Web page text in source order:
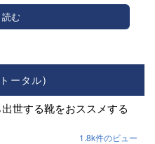
む
ータル)
世する靴をおススメする
1.8k件のビュー